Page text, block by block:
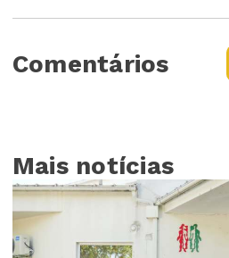
Comentários
Mais notícias